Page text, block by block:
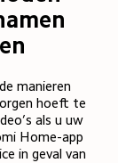
manieren
hoeft te
als u uw
Home-app
in geval van